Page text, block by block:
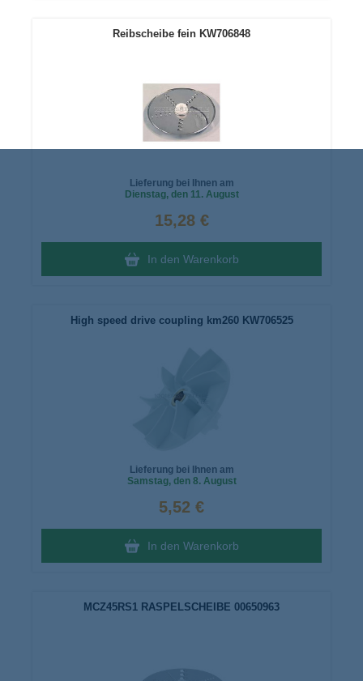
Reibscheibe fein KW706848
Lieferung bei Ihnen am
Dienstag, den 11. August
15,28 €
In den Warenkorb
High speed drive coupling km260 KW706525
Lieferung bei Ihnen am
Samstag, den 8. August
5,52 €
In den Warenkorb
MCZ45RS1 RASPELSCHEIBE 00650963